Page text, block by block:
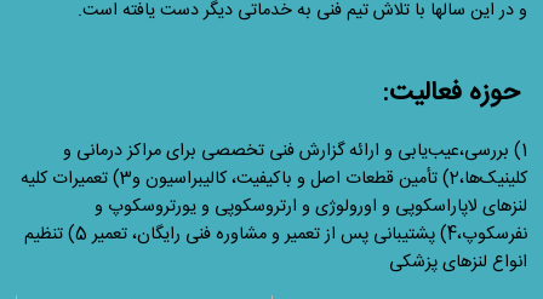
و در این سالها با تلاش تیم فنی به خدماتی دیگر دست یافته است.
حوزه فعالیت:
1) بررسی،عیب‌یابی و ارائه گزارش فنی تخصصی برای مراکز درمانی و
کلینیک‌ها،2) تأمین قطعات اصل و باکیفیت، کالیبراسیون و3) تعمیرات کلیه
لنزهای لاپاراسکوپی و اورولوژی و ارتروسکوپی و یورتروسکوپ و
نفرسکوپ،4) پشتیبانی پس از تعمیر و مشاوره فنی رایگان، تعمیر 5) تنظیم
انواع لنزهای پزشکی